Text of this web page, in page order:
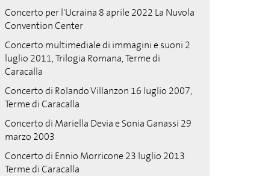
Concerto per l'Ucraina 8 aprile 2022 La Nuvola
Convention Center
Concerto multimediale di immagini e suoni 2
luglio 2011, Trilogia Romana, Terme di
Caracalla
Concerto di Rolando Villanzon 16 luglio 2007,
Terme di Caracalla
Concerto di Mariella Devia e Sonia Ganassi 29
marzo 2003
Concerto di Ennio Morricone 23 luglio 2013
Terme di Caracalla